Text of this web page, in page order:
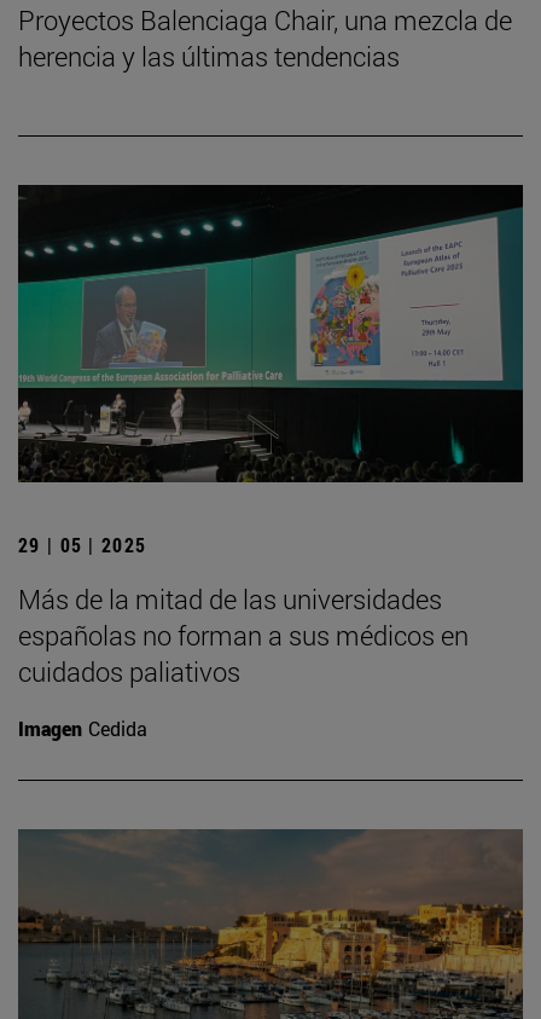
Proyectos Balenciaga Chair, una mezcla de
herencia y las últimas tendencias
29 | 05 | 2025
Más de la mitad de las universidades
españolas no forman a sus médicos en
cuidados paliativos
Imagen Cedida